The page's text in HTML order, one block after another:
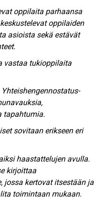
oppilaita parhaansa
oppilaiden
asioista sekä estävät
vastaa tukioppilaita
Yhteishengennostatus-
tapahtumia.
sovitaan erikseen eri
haastattelujen avulla.
kirjoittaa
jossa kertovat itsestään ja
toimintaan mukaan.